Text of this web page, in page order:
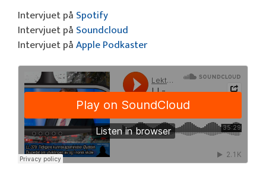
Intervjuet på Spotify
Intervjuet på Soundcloud
Intervjuet påApple Podkaster